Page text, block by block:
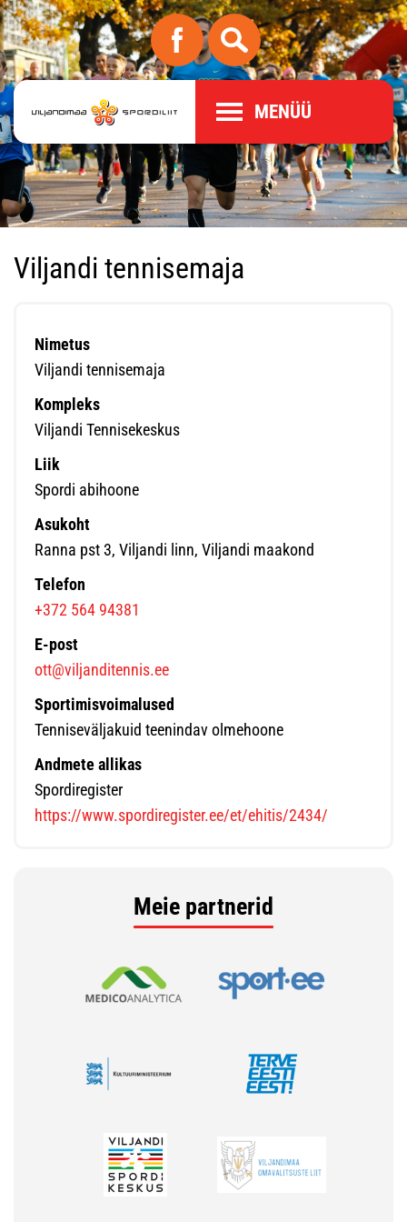
MENÜÜ
Viljandi tennisemaja
Nimetus
Viljandi tennisemaja
Kompleks
Viljandi Tennisekeskus
Liik
Spordi abihoone
Asukoht
Ranna pst 3, Viljandi linn, Viljandi maakond
Telefon
+372 564 94381
E-post
ott@viljanditennis.ee
Sportimisvoimalused
Tenniseväljakuid teenindav olmehoone
Andmete allikas
Spordiregister
https://www.spordiregister.ee/et/ehitis/2434/
Meie partnerid